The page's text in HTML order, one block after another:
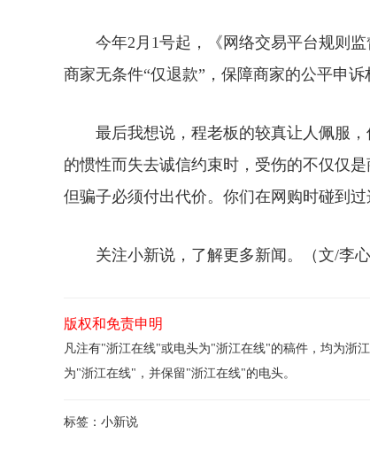
今年2月1号起，《网络交易平台规则监
商家无条件“仅退款”，保障商家的公平申诉
最后我想说，程老板的较真让人佩服，
的惯性而失去诚信约束时，受伤的不仅仅
但骗子必须付出代价。你们在网购时碰到过
关注小新说，了解更多新闻。（文/李心
版权和免责申明
凡注有"浙江在线"或电头为"浙江在线"的稿件，均为浙
为"浙江在线"，并保留"浙江在线"的电头。
标签： 小新说